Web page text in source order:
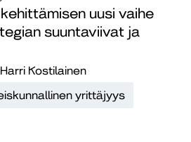
uusi vaihe
suuntaviivat ja
Kostilainen
yrittäjyys